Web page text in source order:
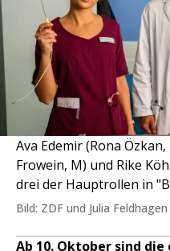
Ava Edemir (Rona
Frowein, M) und Rike
drei der Hauptrollen in
Bild: ZDF und Julia Feldhagen
Ab 10. Oktober sind